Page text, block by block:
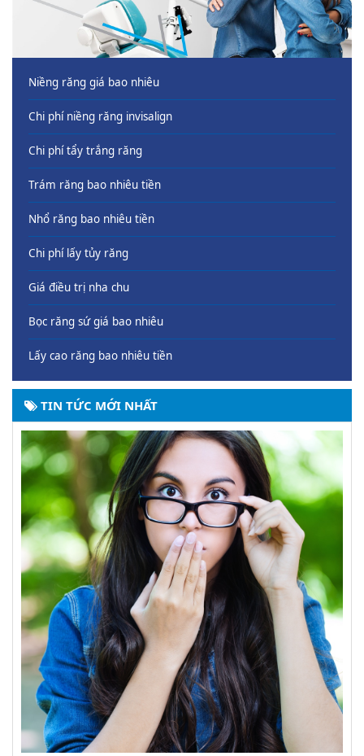
Niềng răng giá bao nhiêu
Chi phí niềng răng invisalign
Chi phí tẩy trắng răng
Trám răng bao nhiêu tiền
Nhổ răng bao nhiêu tiền
Chi phí lấy tủy răng
Giá điều trị nha chu
Bọc răng sứ giá bao nhiêu
Lấy cao răng bao nhiêu tiền
TIN TỨC MỚI NHẤT